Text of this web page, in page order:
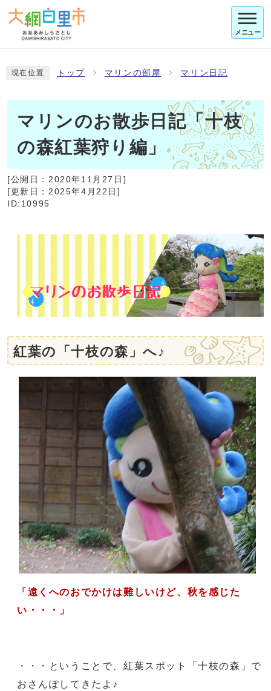
メニュー
現在位置 トップ マリンの部屋 マリン日記
マリンのお散歩日記「十枝
の森紅葉狩り編」
[公開日： 2020年11月27日 ]
[更新日： 2025年4月22日 ]
ID:10995
紅葉の「十枝の森」へ♪
「遠くへのおでかけは難しいけど、秋を感じた
い・・・」
・・・ということで、紅葉スポット「十枝の森」で
おさんぽしてきたよ♪